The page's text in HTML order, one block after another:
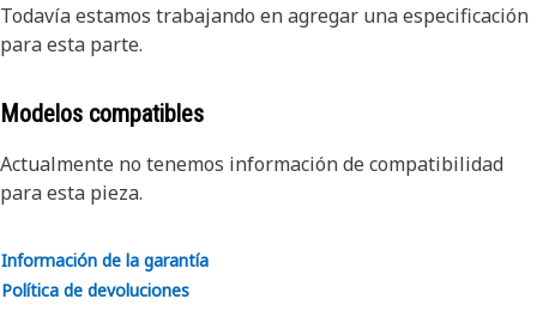
Todavía estamos trabajando en agregar una especificación
para esta parte.
Modelos compatibles
Actualmente no tenemos información de compatibilidad
para esta pieza.
Información de la garantía
Política de devoluciones